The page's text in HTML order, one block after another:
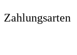
Zahlungsarten